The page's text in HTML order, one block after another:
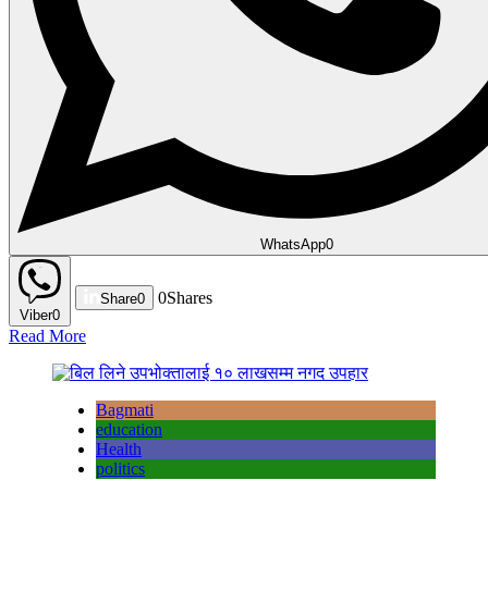
WhatsApp0
Viber0
Share0 0Shares
Read More
Bagmati
education
Health
politics